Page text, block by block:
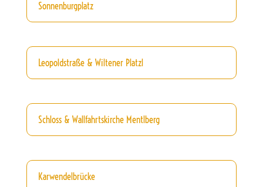
Sonnenburgplatz
Leopoldstraße & Wiltener Platzl
Schloss & Wallfahrtskirche Mentlberg
Karwendelbrücke